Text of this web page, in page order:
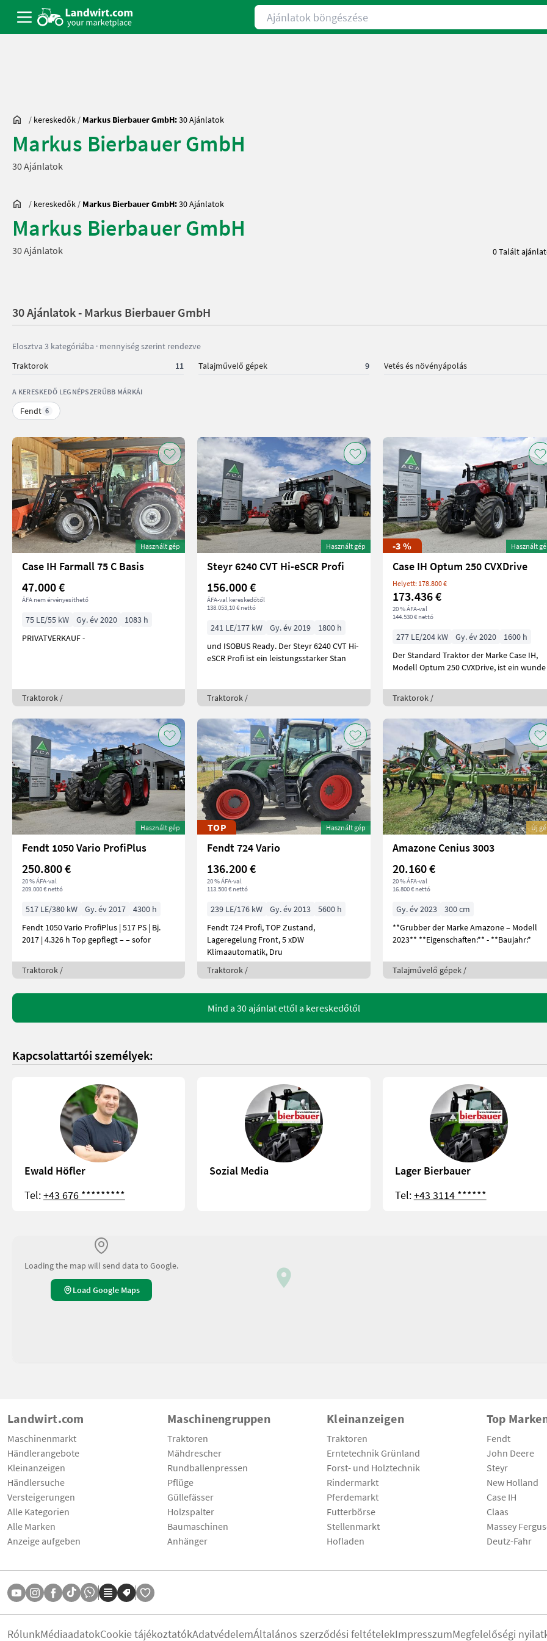
Ajánlatok böngészése
/ kereskedők / Markus Bierbauer GmbH:30 Ajánlatok
Markus Bierbauer GmbH
30 Ajánlatok
/ kereskedők / Markus Bierbauer GmbH:30 Ajánlatok
Markus Bierbauer GmbH
30 Ajánlatok 0 Talált
30 Ajánlatok - Markus Bierbauer GmbH
Elosztva 3 kategóriába · mennyiség szerint rendezve
Traktorok
11 Talajművelő gépek 9 Vetés és növényápolás
A KERESKEDŐ LEGNÉPSZERŰBB MÁRKÁI
Fendt 6
Használt gép
Case IH Farmall 75 C Basis
47.000 €
ÁFA nem érvényesíthető
75 LE/55 kW Gy. év 2020
1083 h
PRIVATVERKAUF -
Traktorok /
Használt gép
Steyr 6240 CVT Hi-eSCR Profi
156.000 €
ÁFA-val kereskedőtől
138.053,10 € nettó
241 LE/177 kW Gy. év 2019
1800 h
und ISOBUS Ready. Der Steyr 6240 CVT Hi-
eSCR Profi ist ein leistungsstarker Stan
Traktorok /
-3 % Használt
Case IH Optum 250 CVXDrive
Helyett: 178.800 €
173.436 €
20 % ÁFA-val
144.530 € nettó
277 LE/204 kW Gy. év 2020
1600 h
Der Standard Traktor der Marke Case IH,
Modell Optum 250 CVXDrive, ist ein wunde
Traktorok /
Használt gép
Fendt 1050 Vario ProfiPlus
250.800 €
20 % ÁFA-val
209.000 € nettó
517 LE/380 kW Gy. év 2017
4300 h
Fendt 1050 Vario ProfiPlus | 517 PS | Bj.
2017 | 4.326 h Top gepflegt – – sofor
Traktorok /
TOP Használt gép
Fendt 724 Vario
136.200 €
20 % ÁFA-val
113.500 € nettó
239 LE/176 kW Gy. év 2013
5600 h
Fendt 724 Profi, TOP Zustand,
Lageregelung Front, 5 xDW
Klimaautomatik, Dru
Traktorok /
Új
Amazone Cenius 3003
20.160 €
20 % ÁFA-val
16.800 € nettó
Gy. év 2023
300 cm
**Grubber der Marke Amazone – Modell
2023** **Eigenschaften:** - **Baujahr:*
Talajművelő gépek /
Mind a 30 ajánlat ettől a kereskedőtől
Kapcsolattartói személyek:
Ewald Höfler
Tel:+43 676 *********
Sozial Media
Lager Bierbauer
Tel:+43 3114 ******
Loading the map will send data to Google.
Load Google Maps
Landwirt.com
Maschinenmarkt
Händlerangebote
Kleinanzeigen
Händlersuche
Versteigerungen
Alle Kategorien
Alle Marken
Anzeige aufgeben
Maschinengruppen
Traktoren
Mähdrescher
Rundballenpressen
Pflüge
Güllefässer
Holzspalter
Baumaschinen
Anhänger
Kleinanzeigen
Traktoren
Erntetechnik Grünland
Forst- und Holztechnik
Rindermarkt
Pferdemarkt
Futterbörse
Stellenmarkt
Hofladen
Top
Fendt
John Deere
Steyr
New Holland
Case IH
Claas
Massey
Deutz-Fahr
RólunkMédiaadatokCookie tájékoztatókAdatvédelemÁltalános szerződési feltételekImpresszumMegfelelőségi